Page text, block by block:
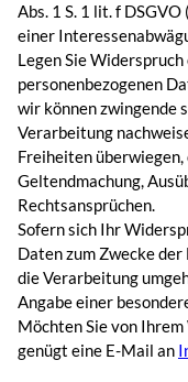
Abs. 1 S. 1 lit. f
einer
Legen Sie
personenbezogenen
wir können zwingende
Verarbeitung
Freiheiten
Geltendmachung,
Rechtsansprüchen.
Sofern sich Ihr
Daten zum Zwecke
die Verarbeitung
Angabe einer
Möchten Sie von
genügt eine E-Mail an